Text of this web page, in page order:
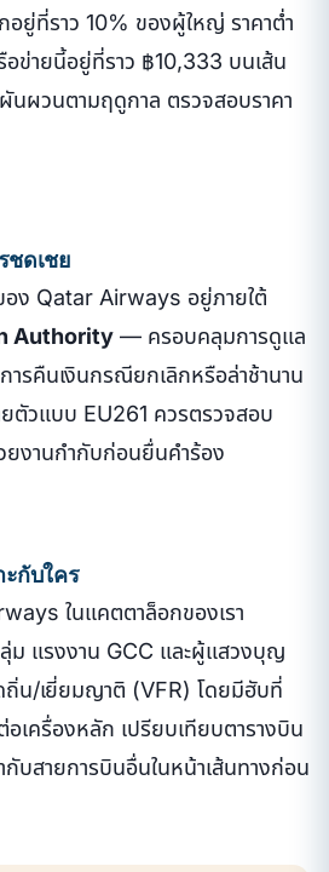
อยู่ที่ราว 10% ของผู้ใหญ่ ราคาต่ำ
อข่ายนี้อยู่ที่ราว ฿10,333 บนเส้น
นผวนตามฤดูกาล ตรวจสอบราคา
ชดเชย
อง Qatar Airways อยู่ภายใต้
Authority — ครอบคลุมการดูแล
ารคืนเงินกรณียกเลิกหรือล่าช้านาน
ยตัวแบบ EU261 ควรตรวจสอบ
ยงานกำกับก่อนยื่นคำร้อง
กับใคร
ในแคตตาล็อกของเรา
ม แรงงาน GCC และผู้แสวงบุญ
ถิ่น/เยี่ยมญาติ (VFR) โดยมีฮับที่
เครื่องหลัก เปรียบเทียบตารางบิน
กับสายการบินอื่นในหน้าเส้นทางก่อน